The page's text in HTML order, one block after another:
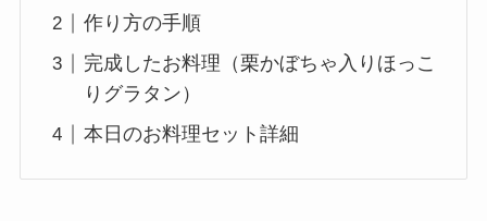
作り方の手順
完成したお料理（栗かぼちゃ入りほっこ
りグラタン）
本日のお料理セット詳細